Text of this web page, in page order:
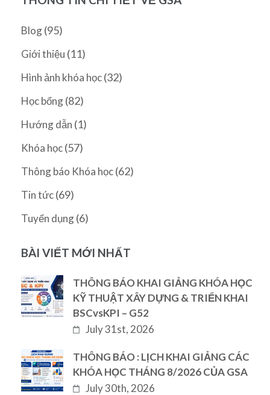
Blog(95)
Giới thiệu (11)
Hình ảnh khóa học(32)
Học bổng(82)
Hướng dẫn (1)
Khóa học(57)
Thông báo Khóa học(62)
Tin tức(69)
Tuyển dụng(6)
BÀI VIẾT MỚI NHẤT
THÔNG BÁO KHAI GIẢNG KHÓA HỌC
KỸ THUẬT XÂY DỰNG & TRIỂN KHAI
BSCvsKPI – G52
July 31st, 2026
THÔNG BÁO : LỊCH KHAI GIẢNG CÁC
KHÓA HỌC THÁNG 8/2026 CỦA GSA
July 30th, 2026